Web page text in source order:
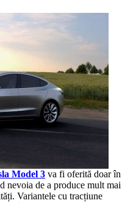
Model 3 va fi oferită doar în
nevoia de a produce mult mai
Variantele cu tracțiune